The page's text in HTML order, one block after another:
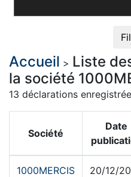
Accueil > Liste
la société
13 déclarations
Société
Date
1000MERCIS 20/12/